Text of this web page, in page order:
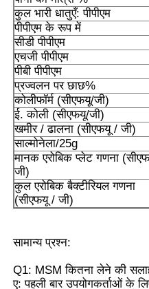
एमएसएम थोक
डीएमएसओ डाइमिथाइल
एमएसएम पूरक
एमएसएम ग्लूकोसामाइन
MSM संयुक्त पूरक घोड़ों के
एमएसएम कार्बनिक सल्फर
कुल भारी धातुएँ: पीपीएम
पीपीएम के रूप में
सीडी पीपीएम
एचजी पीपीएम
पीबी पीपीएम
प्रज्वलन पर छाछ%
कोलीफॉर्म (सीएफयू/जी)
ई. कोली (सीएफयू/जी)
खमीर / ढालना (सीएफयू / जी)
साल्मोनेला/25g
मानक एरोबिक प्लेट गणना
जी)
कुल एरोबिक बैक्टीरियल गणना
(सीएफयू / जी)
सामान्य प्रश्न:
Q1: MSM कितना लेने की
ए: पहली बार उपयोगकर्ताओं के